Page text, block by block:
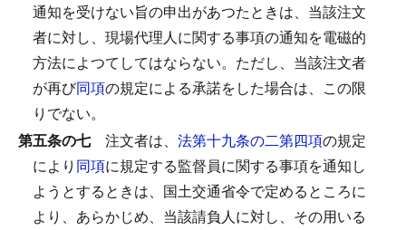
通知を受けない旨の申出があつたときは、当該注文
者に対し、現場代理人に関する事項の通知を電磁的
方法によつてしてはならない。 ただし、当該注文者
が再び同項の規定による承諾をした場合は、この限
りでない。
第五条の七 注文者は、 法第十九条の二第四項の規定
により 同項に規定する監督員に関する事項を通知し
ようとするときは、国土交通省令で定めるところに
より、あらかじめ、当該請負人に対し、その用いる